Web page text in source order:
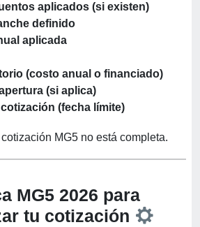
aplicados (si existen)
definido
aplicada
(costo anual o financiado)
(si aplica)
(fecha límite)
MG5 no está completa.
MG5 2026 para
tu cotización